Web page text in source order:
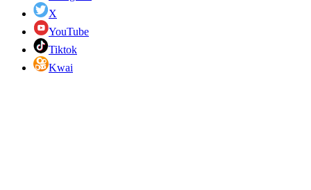
X
YouTube
Tiktok
Kwai